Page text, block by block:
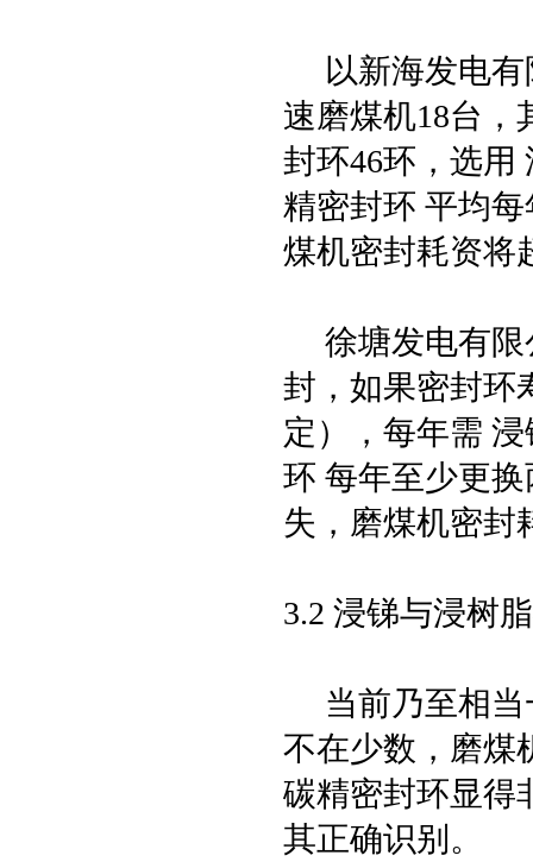
以新海发电有
速磨煤机18台，
封环46环，选用
精密封环 平均
煤机密封耗资将
徐塘发电有限
封，如果密封环
定），每年需
环 每年至少更
失，磨煤机密封
3.2 浸锑与浸树
当前乃至相当
不在少数，磨煤
碳精密封环显得
其正确识别。